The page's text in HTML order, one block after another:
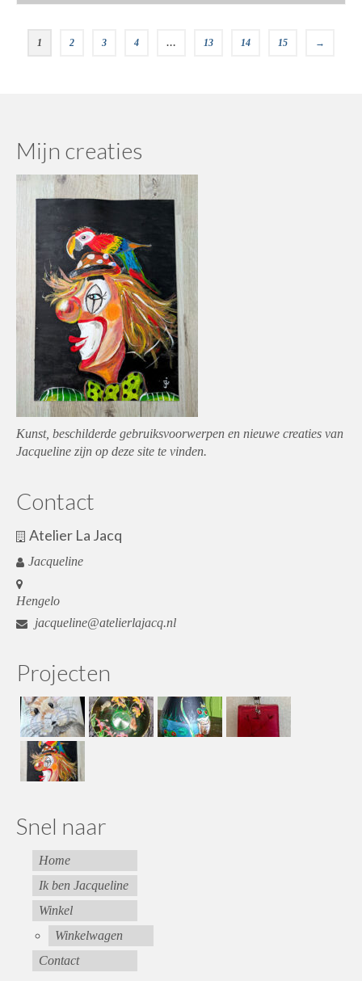
1 2 3 4 … 13 14 15 →
Mijn creaties
Kunst, beschilderde gebruiksvoorwerpen en nieuwe creaties van
Jacqueline zijn op deze site te vinden.
Contact
Atelier La Jacq
Jacqueline
Hengelo
jacqueline@atelierlajacq.nl
Projecten
Snel naar
Home
Ik ben Jacqueline
Winkel
Winkelwagen
Contact